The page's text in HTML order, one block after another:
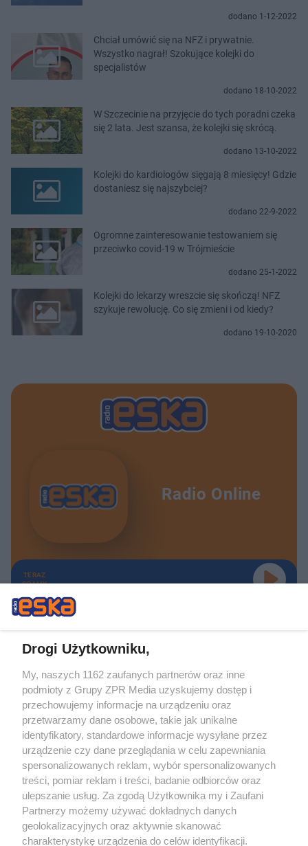
dodano 1-12-2022
Chciał umówić się na NFZ i prywatnie.
Wszystko nagrał! Szokujące kolejki do
specjalistów
dodano 18-10-2022
​W Szczecinie na przyjęcie do tych poradni czeka
się 2 lata. Jest szansa, że kolejki się skrócą.
dodano 13-10-2022
Kolejki do kardiologów sięgają 8 miesięcy! Gdzie
dostaniesz się najszybciej?
dodano 22-9-2022
Ogromne zainteresowanie testowaniem się
przeciwko covid-19 w Trójmieście
dodano 25-1-2022
Kolejki do lekarzy wreszcie się skończą! NFZ
szykuje rewolucję. Co się zmieni i od kiedy?
dodano 19-10-2020
Radio Online
TERAZ
GRAMY
Żaden utwór zamieszczony w serwisie nie może być powielany i
rozpowszechniany lub dalej rozpowszechniany w jakikolwiek sposób (w
tym także elektroniczny lub mechaniczny) na jakimkolwiek polu
eksploatacji w jakiejkolwiek formie, włącznie z umieszczaniem w Internecie
bez pisemnej zgody właściciela praw. Jakiekolwiek użycie lub
wykorzystanie utworów w całości lub w części z naruszeniem prawa, tzn.
bez właściwej zgody, jest zabronione pod groźbą kary i może być ścigane
prawnie.
Drogi Użytkowniku,
My, naszych 1162 zaufanych partnerów oraz inne
podmioty z Grupy ZPR Media uzyskujemy dostęp i
przechowujemy informacje na urządzeniu oraz
przetwarzamy dane osobowe, takie jak unikalne
identyfikatory, standardowe informacje wysyłane przez
urządzenie czy dane przeglądania w celu zapewniania
spersonalizowanych reklam, wybór spersonalizowanych
treści, pomiar reklam i treści, badanie odbiorców oraz
ulepszanie usług. Za zgodą Użytkownika my i Zaufani
Partnerzy możemy używać dokładnych danych
geolokalizacyjnych oraz aktywnie skanować
charakterystykę urządzenia do celów identyfikacji.